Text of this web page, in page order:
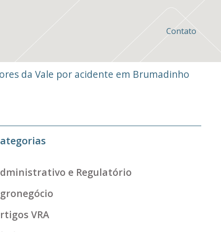
Contato
da Vale por acidente em Brumadinho
e Regulatório
VRA